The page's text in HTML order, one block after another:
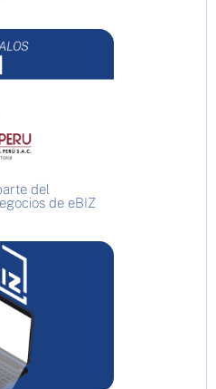
del
de eBIZ